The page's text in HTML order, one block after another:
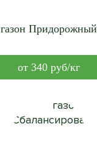
газон Придорожный
от 340 руб/кг